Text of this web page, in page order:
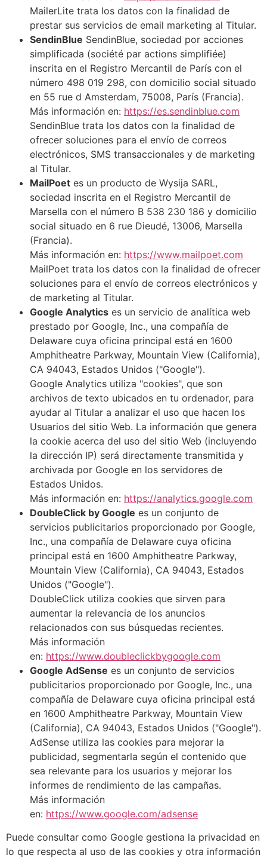
MailerLite trata los datos con la finalidad de
prestar sus servicios de email marketing al Titular.
SendinBlue SendinBlue, sociedad por acciones
simplificada (société par actions simplifiée)
inscrita en el Registro Mercantil de París con el
número 498 019 298, con domicilio social situado
en 55 rue d Amsterdam, 75008, París (Francia).
Más información en: https://es.sendinblue.com
SendinBlue trata los datos con la finalidad de
ofrecer soluciones para el envío de correos
electrónicos, SMS transaccionales y de marketing
al Titular.
MailPoet es un producto de Wysija SARL,
sociedad inscrita en el Registro Mercantil de
Marsella con el número B 538 230 186 y domicilio
social situado en 6 rue Dieudé, 13006, Marsella
(Francia).
Más información en: https://www.mailpoet.com
MailPoet trata los datos con la finalidad de ofrecer
soluciones para el envío de correos electrónicos y
de marketing al Titular.
Google Analytics es un servicio de analítica web
prestado por Google, Inc., una compañía de
Delaware cuya oficina principal está en 1600
Amphitheatre Parkway, Mountain View (California),
CA 94043, Estados Unidos ("Google").
Google Analytics utiliza "cookies", que son
archivos de texto ubicados en tu ordenador, para
ayudar al Titular a analizar el uso que hacen los
Usuarios del sitio Web. La información que genera
la cookie acerca del uso del sitio Web (incluyendo
la dirección IP) será directamente transmitida y
archivada por Google en los servidores de
Estados Unidos.
Más información en: https://analytics.google.com
DoubleClick by Google es un conjunto de
servicios publicitarios proporcionado por Google,
Inc., una compañía de Delaware cuya oficina
principal está en 1600 Amphitheatre Parkway,
Mountain View (California), CA 94043, Estados
Unidos ("Google").
DoubleClick utiliza cookies que sirven para
aumentar la relevancia de los anuncios
relacionados con sus búsquedas recientes.
Más información
en: https://www.doubleclickbygoogle.com
Google AdSense es un conjunto de servicios
publicitarios proporcionado por Google, Inc., una
compañía de Delaware cuya oficina principal está
en 1600 Amphitheatre Parkway, Mountain View
(California), CA 94043, Estados Unidos ("Google").
AdSense utiliza las cookies para mejorar la
publicidad, segmentarla según el contenido que
sea relevante para los usuarios y mejorar los
informes de rendimiento de las campañas.
Más información
en: https://www.google.com/adsense
Puede consultar como Google gestiona la privacidad en
lo que respecta al uso de las cookies y otra información